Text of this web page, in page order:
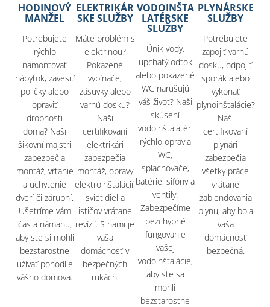
HODINOVÝ
MANŽEL
Potrebujete
rýchlo
namontovať
nábytok, zavesiť
poličky alebo
opraviť
drobnosti
doma? Naši
šikovní majstri
zabezpečia
montáž, vŕtanie
a uchytenie
dverí či zárubní.
Ušetríme vám
čas a námahu,
aby ste si mohli
bezstarostne
užívať pohodlie
vášho domova.
ELEKTRIKÁR
SKE SLUŽBY
Máte problém s
elektrinou?
Pokazené
vypínače,
zásuvky alebo
varnú dosku?
Naši
certifikovaní
elektrikári
zabezpečia
montáž, opravy
elektroinštalácií,
svietidiel a
ističov vrátane
revízií. S nami je
vaša
domácnosť v
bezpečných
rukách.
VODOINŠTA
LATÉRSKE
SLUŽBY
Únik vody,
upchatý odtok
alebo pokazené
WC narušujú
váš život? Naši
skúsení
vodoinštalatéri
rýchlo opravia
WC,
splachovače,
batérie, sifóny a
ventily.
Zabezpečíme
bezchybné
fungovanie
vašej
vodoinštalácie,
aby ste sa
mohli
bezstarostne
PLYNÁRSKE
SLUŽBY
Potrebujete
zapojiť varnú
dosku, odpojiť
sporák alebo
vykonať
plynoinštalácie?
Naši
certifikovaní
plynári
zabezpečia
všetky práce
vrátane
zablendovania
plynu, aby bola
vaša
domácnosť
bezpečná.